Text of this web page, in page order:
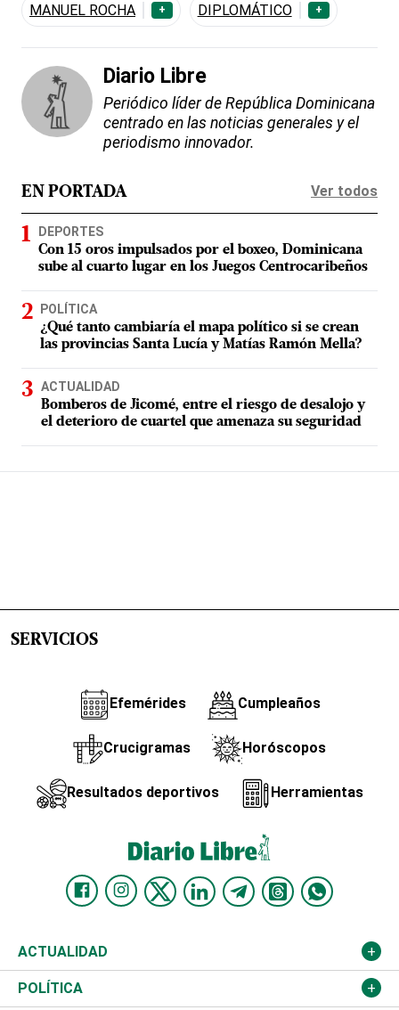
MANUEL ROCHA + DIPLOMÁTICO +
Diario Libre
Periódico líder de República Dominicana
centrado en las noticias generales y el
periodismo innovador.
EN PORTADA Ver todos
DEPORTES
Con 15 oros impulsados por el boxeo, Dominicana
sube al cuarto lugar en los Juegos Centrocaribeños
POLÍTICA
¿Qué tanto cambiaría el mapa político si se crean
las provincias Santa Lucía y Matías Ramón Mella?
ACTUALIDAD
Bomberos de Jicomé, entre el riesgo de desalojo y
el deterioro de cuartel que amenaza su seguridad
SERVICIOS
Efemérides Cumpleaños
Crucigramas Horóscopos
Resultados deportivos Herramientas
ACTUALIDAD
Nacional
POLÍTICA